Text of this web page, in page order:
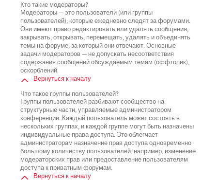
Кто такие модераторы?
Модераторы — это пользователи (или группы
пользователей), которые ежедневно следят за форумами.
Они имеют право редактировать или удалять сообщения,
закрывать, открывать, перемещать, удалять и объединять
темы на форуме, за который они отвечают. Основные
задачи модераторов — не допускать несоответствия
содержания сообщений обсуждаемым темам (оффтопик),
оскорблений.
Вернуться к началу
Что такое группы пользователей?
Группы пользователей разбивают сообщество на
структурные части, управляемые администратором
конференции. Каждый пользователь может состоять в
нескольких группах, и каждой группе могут быть назначены
индивидуальные права доступа. Это облегчает
администраторам назначение прав доступа одновременно
большому количеству пользователей, например, изменение
модераторских прав или предоставление пользователям
доступа к приватным форумам.
Вернуться к началу